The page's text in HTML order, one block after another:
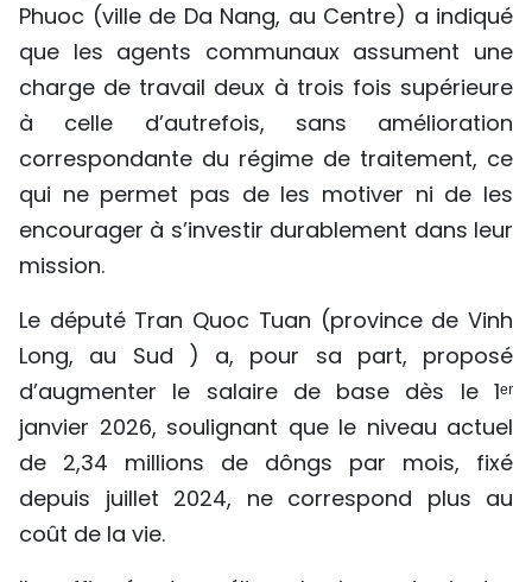
Phuoc (ville de Da Nang, au Centre) a indiqué
que les agents communaux assument une
charge de travail deux à trois fois supérieure
à celle d’autrefois, sans amélioration
correspondante du régime de traitement, ce
qui ne permet pas de les motiver ni de les
encourager à s’investir durablement dans leur
mission.
Le député Tran Quoc Tuan (province de Vinh
Long, au Sud ) a, pour sa part, proposé
d’augmenter le salaire de base dès le 1ᵉʳ
janvier 2026, soulignant que le niveau actuel
de 2,34 millions de dôngs par mois, fixé
depuis juillet 2024, ne correspond plus au
coût de la vie.